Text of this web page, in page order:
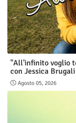
"All'infinito voglio
con Jessica
Agosto 05, 2026